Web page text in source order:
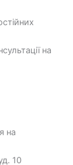
на
на
10